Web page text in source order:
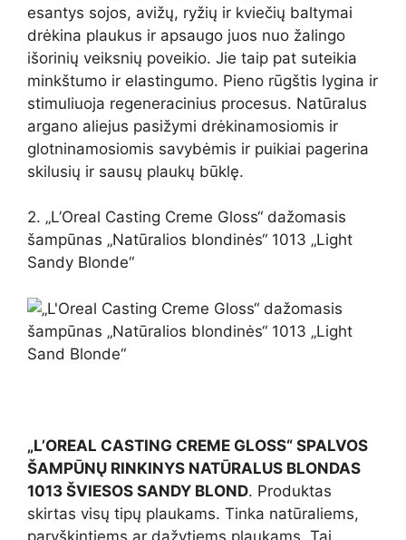
esantys sojos, avižų, ryžių ir kviečių baltymai
drėkina plaukus ir apsaugo juos nuo žalingo
išorinių veiksnių poveikio. Jie taip pat suteikia
minkštumo ir elastingumo. Pieno rūgštis lygina ir
stimuliuoja regeneracinius procesus. Natūralus
argano aliejus pasižymi drėkinamosiomis ir
glotninamosiomis savybėmis ir puikiai pagerina
skilusių ir sausų plaukų būklę.
2. „L’Oreal Casting Creme Gloss“ dažomasis
šampūnas „Natūralios blondinės“ 1013 „Light
Sandy Blonde“
„L’OREAL CASTING CREME GLOSS“ SPALVOS
ŠAMPŪNŲ RINKINYS NATŪRALUS BLONDAS
1013 ŠVIESOS SANDY BLOND. Produktas
skirtas visų tipų plaukams. Tinka natūraliems,
paryškintiems ar dažytiems plaukams. Tai